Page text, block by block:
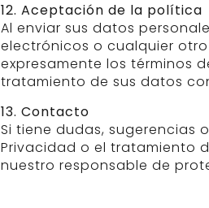
12. Aceptación de la política
Al enviar sus datos
electrónicos o cualquier
expresamente los términos
tratamiento de sus datos
13. Contacto
Si tiene dudas, sugerencias
Privacidad o el tratamiento
nuestro responsable de